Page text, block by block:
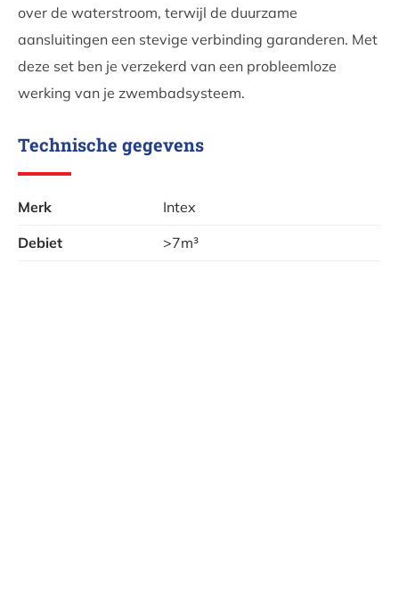
over de waterstroom, terwijl de duurzame
aansluitingen een stevige verbinding garanderen. Met
deze set ben je verzekerd van een probleemloze
werking van je zwembadsysteem.
Technische gegevens
Merk
Intex
Debiet
>7m³